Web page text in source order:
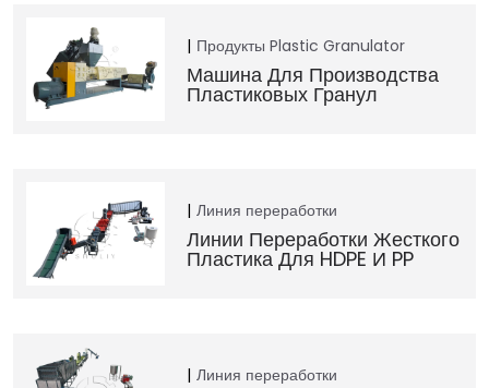
Продукты Plastic Granulator
Машина Для Производства
Пластиковых Гранул
Линия переработки
Линии Переработки Жесткого
Пластика Для HDPE И PP
Линия переработки